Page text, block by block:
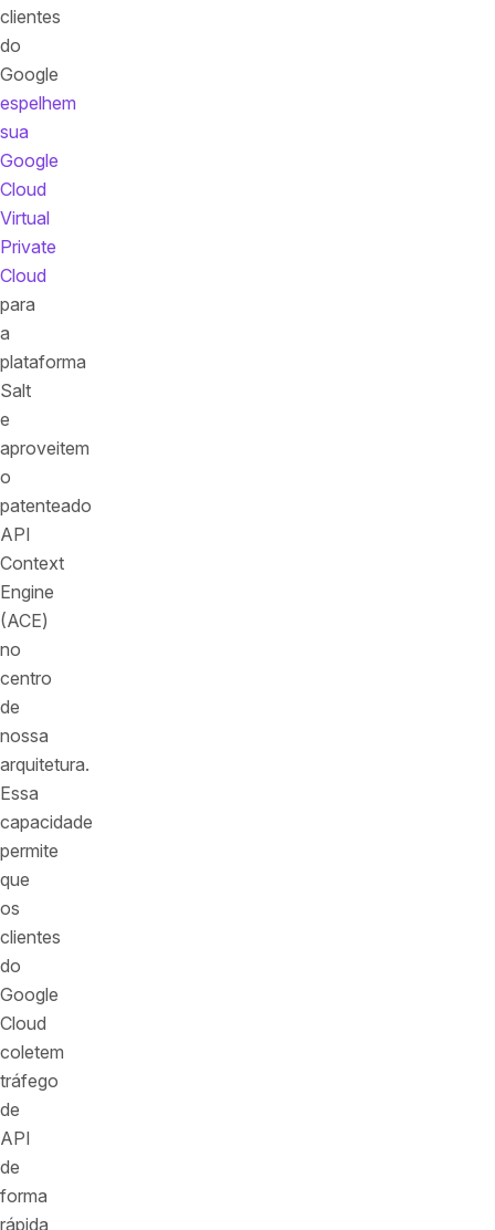
clientes
do
Google
espelhem
sua
Google
Cloud
Virtual
Private
Cloud
para
a
plataforma
Salt
e
aproveitem
o
patenteado
API
Context
Engine
(ACE)
no
centro
de
nossa
arquitetura.
Essa
capacidade
permite
que
os
clientes
do
Google
Cloud
coletem
tráfego
de
API
de
forma
rápida